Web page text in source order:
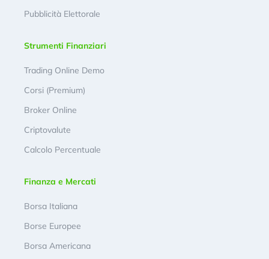
Pubblicità Elettorale
Strumenti Finanziari
Trading Online Demo
Corsi (Premium)
Broker Online
Criptovalute
Calcolo Percentuale
Finanza e Mercati
Borsa Italiana
Borse Europee
Borsa Americana